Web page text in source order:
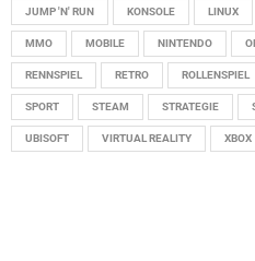
JUMP 'N' RUN KONSOLE LINUX
MMO MOBILE NINTENDO
RENNSPIEL RETRO ROLLENSPIEL
SPORT STEAM STRATEGIE
UBISOFT VIRTUAL REALITY XBOX